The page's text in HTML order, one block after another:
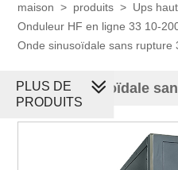
maison > produits > Ups
Onduleur HF en ligne 33 10-
Onde sinusoïdale sans rupture
Onde sinusoïdale
PLUS DE
PRODUITS